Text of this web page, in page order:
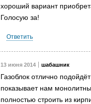
хороший вариант
Голосую за!
Ответить
13 июня 2014 шабашник
Газоблок отлично
показывает нам
полностью строить из